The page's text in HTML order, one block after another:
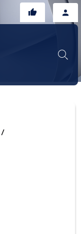
/